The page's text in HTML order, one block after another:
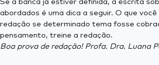
Se a banca já estiver definida, a escrita
abordados é uma dica a seguir. O que
redação se determinado tema fosse
pensamento, treine a redação.
Boa prova de redação! Profa. Dra. Luana